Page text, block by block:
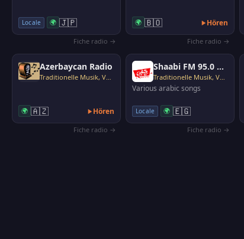
Locale 🌍 🇯🇵
Fiche radio →
🌍 🇧🇴 Hören
Fiche radio →
Azerbaycan Radio
Traditionelle Musik, Volksmusik
🌍 🇦🇿 Hören
Fiche radio →
Shaabi FM 95.0 Cairo
Traditionelle Musik, Volksmusik
Various arabic songs
Locale 🌍 🇪🇬
Fiche radio →